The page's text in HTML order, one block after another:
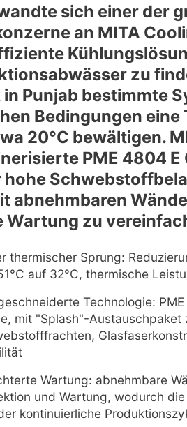
sich einer der
an MITA
zu
in Punjab bestimmte
Bedingungen
20°C bewältigen.
PME 4804 E
hohe
abnehmbaren
Wartung zu
thermischer Sprung:
auf 32°C, thermische
Technologie:
mit "Splash"-Austauschpaket
Wartung: abnehmbare
und Wartung, wodurch
kontinuierliche